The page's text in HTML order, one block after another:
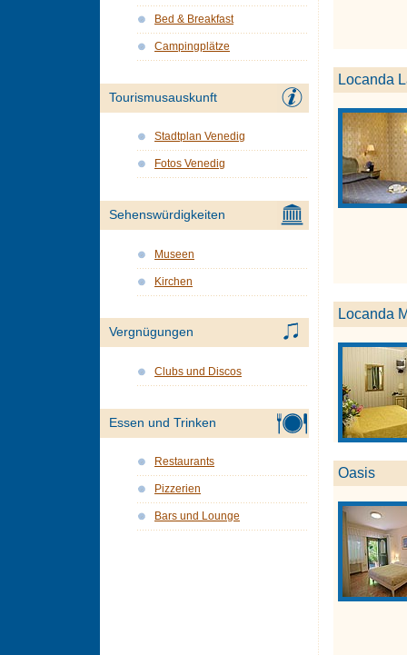
Locanda
Locanda
Oasis
Bed & Breakfast
Campingplätze
Tourismusauskunft
Stadtplan Venedig
Fotos Venedig
Sehenswürdigkeiten
Museen
Kirchen
Vergnügungen
Clubs und Discos
Essen und Trinken
Restaurants
Pizzerien
Bars und Lounge